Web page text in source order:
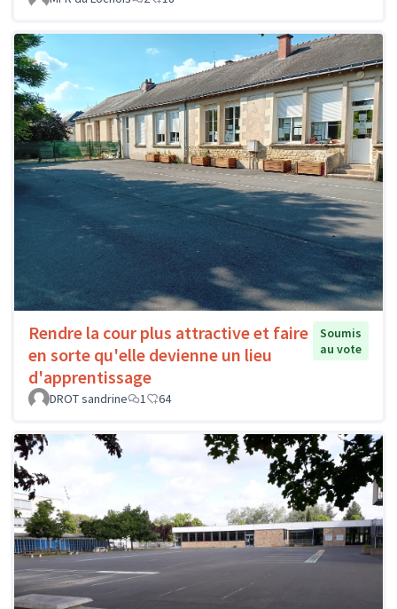
Rendre la cour plus attractive et faire
en sorte qu'elle devienne un lieu
d'apprentissage
Soumis
au vote
DROT sandrine 1 64